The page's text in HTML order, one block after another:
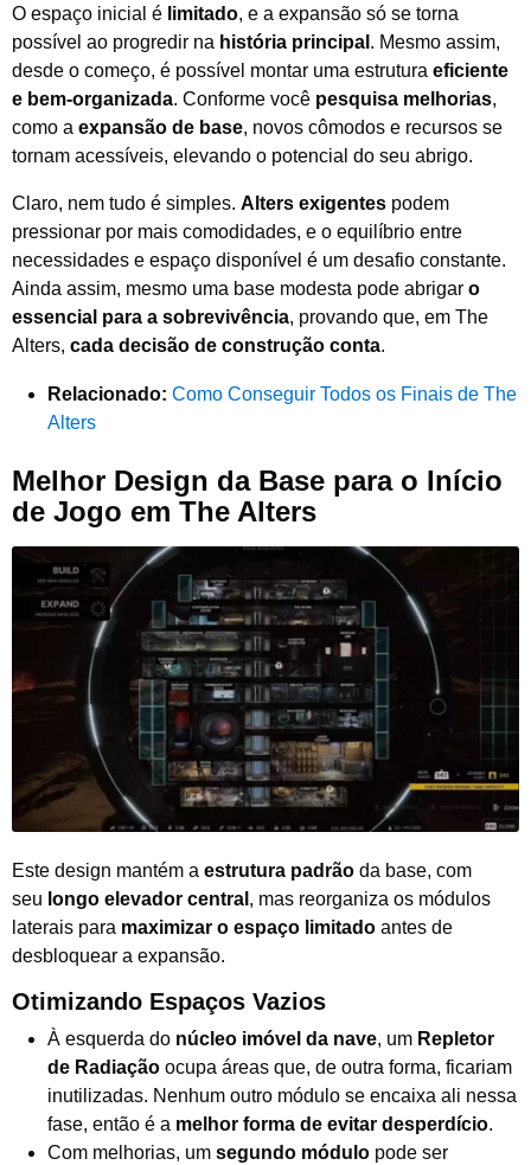
O espaço inicial é limitado, e a expansão só se torna
possível ao progredir na história principal . Mesmo assim,
desde o começo, é possível montar uma estrutura eficiente
e bem-organizada. Conforme você pesquisa melhorias,
como a expansão de base, novos cômodos e recursos se
tornam acessíveis, elevando o potencial do seu abrigo.
Claro, nem tudo é simples. Alters exigentes podem
pressionar por mais comodidades, e o equilíbrio entre
necessidades e espaço disponível é um desafio constante.
Ainda assim, mesmo uma base modesta pode abrigar o
essencial para a sobrevivência, provando que, em The
Alters, cada decisão de construção conta.
Relacionado: Como Conseguir Todos os Finais de The
Alters
Melhor Design da Base para o Início
de Jogo em The Alters
Este design mantém a estrutura padrão da base, com
seu longo elevador central , mas reorganiza os módulos
laterais para maximizar o espaço limitado antes de
desbloquear a expansão.
Otimizando Espaços Vazios
À esquerda do núcleo imóvel da nave, um Repletor
de Radiação ocupa áreas que, de outra forma, ficariam
inutilizadas. Nenhum outro módulo se encaixa ali nessa
fase, então é a melhor forma de evitar desperdício.
Com melhorias, um segundo módulo pode ser